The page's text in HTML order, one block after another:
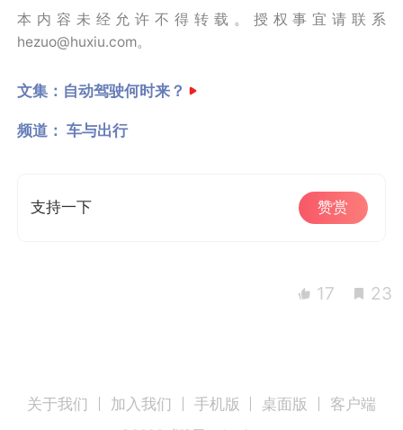
本内容未经允许不得转载。授权事宜请联系
hezuo@huxiu.com。
文集： 自动驾驶何时来？
频道： 车与出行
支持一下 赞赏
17 23
关于我们 加入我们 手机版 桌面版 客户端